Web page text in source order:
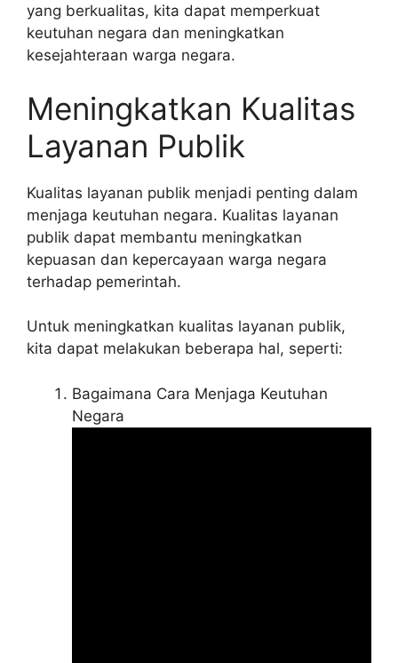
yang berkualitas, kita dapat memperkuat
keutuhan negara dan meningkatkan
kesejahteraan warga negara.
Meningkatkan Kualitas
Layanan Publik
Kualitas layanan publik menjadi penting dalam
menjaga keutuhan negara. Kualitas layanan
publik dapat membantu meningkatkan
kepuasan dan kepercayaan warga negara
terhadap pemerintah.
Untuk meningkatkan kualitas layanan publik,
kita dapat melakukan beberapa hal, seperti:
Bagaimana Cara Menjaga Keutuhan
Negara